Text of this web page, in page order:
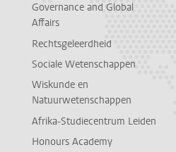
Governance and Global
Affairs
Rechtsgeleerdheid
Sociale Wetenschappen
Wiskunde en
Natuurwetenschappen
Afrika-Studiecentrum Leiden
Honours Academy